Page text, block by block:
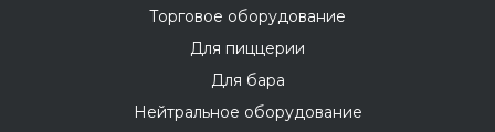
Торговое оборудование
Для пиццерии
Для бара
Нейтральное оборудование